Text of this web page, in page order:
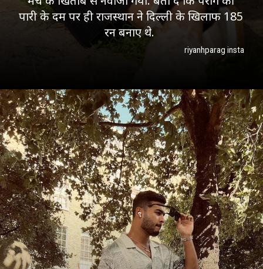
पारी के दम पर ही राजस्थान ने दिल्ली के खिलाफ 185
रन बनाए थे.
riyanhparag insta